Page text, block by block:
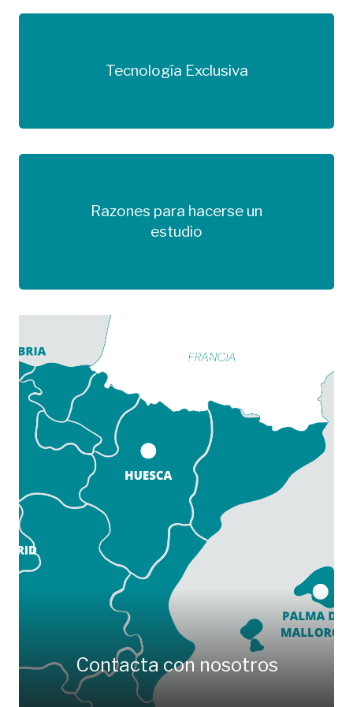
Tecnología Exclusiva
Más información
Razones para hacerse un
estudio
Más información
Contacta con nosotros